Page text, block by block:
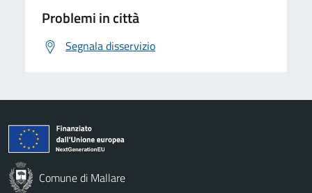
Problemi in città
Segnala disservizio
Comune di Mallare